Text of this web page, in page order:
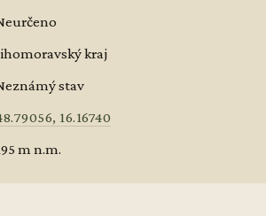
kraj
stav
16.16740
m n.m.